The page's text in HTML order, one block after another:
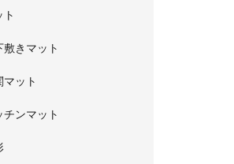
ト
敷きマット
マット
チンマット